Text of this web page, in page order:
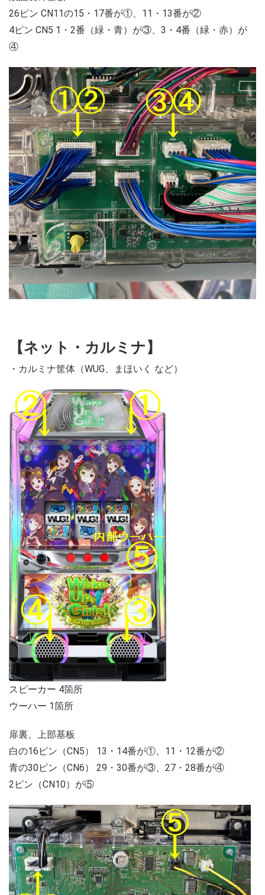
26ピン CN11の15・17番が①、11・13番が②
4ピン CN5 1・2番（緑・青）が③、3・4番（緑・赤）が
④
【ネット・カルミナ】
・カルミナ筐体（WUG、まほいく など）
スピーカー 4箇所
ウーハー 1箇所
扉裏、上部基板
白の16ピン（CN5） 13・14番が①、11・12番が②
青の30ピン（CN6） 29・30番が③、27・28番が④
2ピン（CN10）が⑤